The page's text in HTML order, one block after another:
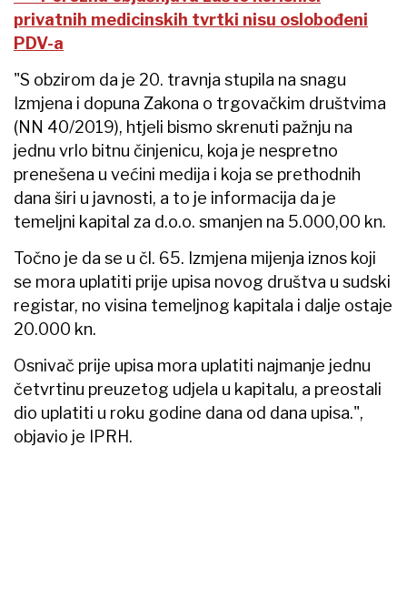
privatnih medicinskih tvrtki nisu oslobođeni
PDV-a
"S obzirom da je 20. travnja stupila na snagu
Izmjena i dopuna Zakona o trgovačkim društvima
(NN 40/2019), htjeli bismo skrenuti pažnju na
jednu vrlo bitnu činjenicu, koja je nespretno
prenešena u većini medija i koja se prethodnih
dana širi u javnosti, a to je informacija da je
temeljni kapital za d.o.o. smanjen na 5.000,00 kn.
Točno je da se u čl. 65. Izmjena mijenja iznos koji
se mora uplatiti prije upisa novog društva u sudski
registar, no visina temeljnog kapitala i dalje ostaje
20.000 kn.
Osnivač prije upisa mora uplatiti najmanje jednu
četvrtinu preuzetog udjela u kapitalu, a preostali
dio uplatiti u roku godine dana od dana upisa.",
objavio je IPRH.